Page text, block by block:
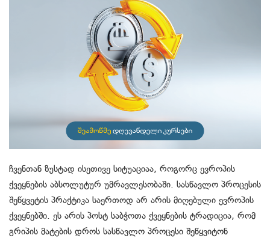
ჩვენთან ზუსტად ისეთივე სიტუაციაა, როგორც ევროპის
ქვეყნების აბსოლუტურ უმრავლესობაში. სასწავლო პროცესის
შეწყვეტის პრაქტიკა საერთოდ არ არის მიღებული ევროპის
ქვეყნებში. ეს არის პოსტ საბჭოთა ქვეყნების ტრადიცია, რომ
გრიპის მატების დროს სასწავლო პროცესი შეწყვიტონ